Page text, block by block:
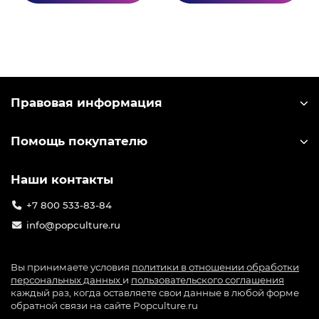
Бренд: Good Smile Company.
Правовая информация
Помощь покупателю
Наши контакты
+7 800 533-83-84
info@popculture.ru
Вы принимаете условия политики в отношении обработки
персональных данных и пользовательского соглашения
каждый раз, когда оставляете свои данные в любой форме
обратной связи на сайте Popculture.ru